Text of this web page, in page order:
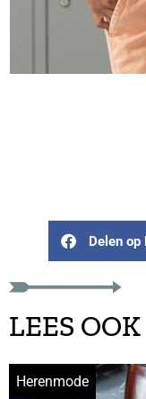
Delen op
LEES OOK
Herenmode